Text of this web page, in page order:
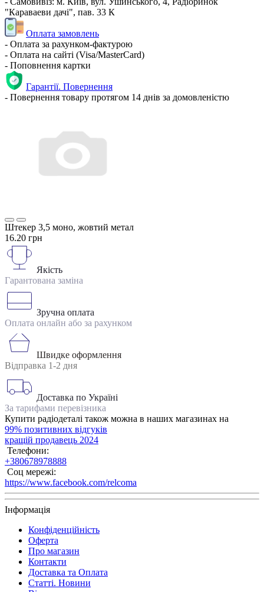
"Караваеви дачі", пав. 33 К
Оплата замовлень
- Оплата за рахунком-фактурою
- Оплата на сайті (Visa/MasterCard)
- Поповнення картки
Гарантії. Повернення
- Повернення товару протягом 14 днів за домовленістю
Штекер 3,5 моно, жовтий метал
16.20 грн
Якість
Гарантована заміна
Зручна оплата
Оплата онлайн або за рахунком
Швидке оформлення
Відправка 1-2 дня
Доставка по Україні
За тарифами перевізника
Купити радіодеталі також можна в наших магазинах на
99% позитивних відгуків
кращій продавець 2024
Телефони:
+380678978888
Соц мережі:
https://www.facebook.com/relcoma
Інформація
Конфіденційність
Оферта
Про магазин
Контакти
Доставка та Оплата
Статті. Новини